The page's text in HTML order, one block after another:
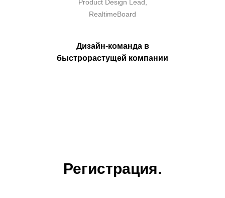
Product Design Lead,
RealtimeBoard
Дизайн-команда в
быстрорастущей компании
Регистрация.